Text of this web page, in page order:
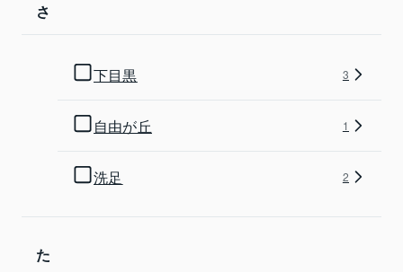
さ
下目黒 3
自由が丘 1
洗足 2
た